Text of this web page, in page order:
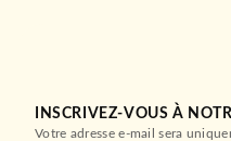
INSCRIVEZ-VOUS À
Votre adresse e-mail sera